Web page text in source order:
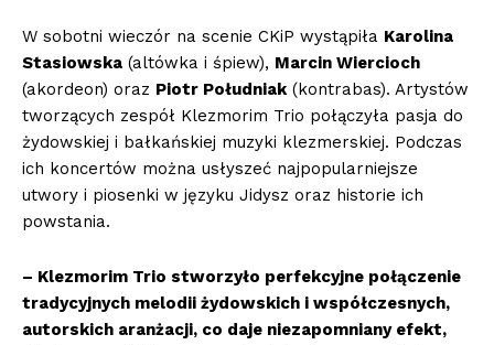
W sobotni wieczór na scenie CKiP wystąpiła Karolina
Stasiowska (altówka i śpiew), Marcin Wiercioch
(akordeon) oraz Piotr Południak(kontrabas). Artystów
tworzących zespół Klezmorim Trio połączyła pasja do
żydowskiej i bałkańskiej muzyki klezmerskiej. Podczas
ich koncertów można usłyszeć najpopularniejsze
utwory i piosenki w języku Jidysz oraz historie ich
powstania.
– Klezmorim Trio stworzyło perfekcyjne połączenie
tradycyjnych melodii żydowskich i współczesnych,
autorskich aranżacji, co daje niezapomniany efekt,